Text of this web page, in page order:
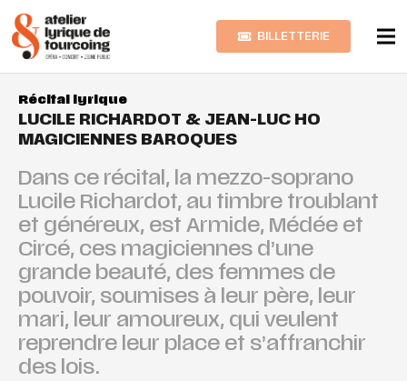
BILLETTERIE
Récital lyrique
LUCILE RICHARDOT & JEAN-LUC HO
MAGICIENNES BAROQUES
Dans ce récital, la mezzo-soprano
Lucile Richardot, au timbre troublant
et généreux, est Armide, Médée et
Circé, ces magiciennes d’une
grande beauté, des femmes de
pouvoir, soumises à leur père, leur
mari, leur amoureux, qui veulent
reprendre leur place et s’affranchir
des lois.